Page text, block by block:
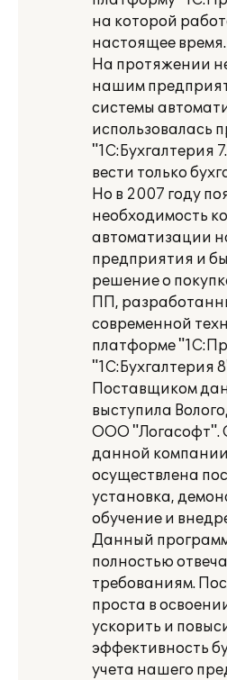
на которой
настоящее время.
На протяжении
нашим
системы
использовалась
"1С:Бухгалтерия
вести только
Но в 2007 году
необходимость
автоматизации
предприятия и
решение о
ПП,
современной
платформе
"1С:Бухгалтерия
Поставщиком
выступила
ООО "Логасофт".
данной
осуществлена
установка,
обучение и
Данный
полностью
требованиям.
проста в
ускорить и
эффективность
учета нашего